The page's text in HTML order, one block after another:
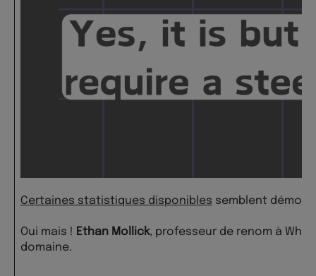
Certaines statistiques disponibles semblent
Oui mais ! Ethan Mollick, professeur de renom à
domaine.